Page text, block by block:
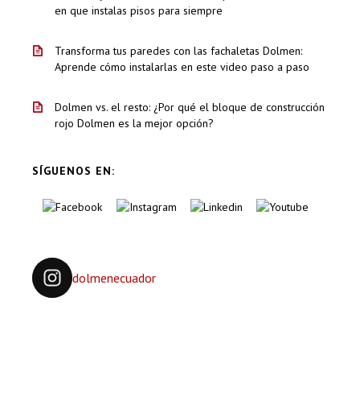
en que instalas pisos para siempre
Transforma tus paredes con las fachaletas Dolmen:
Aprende cómo instalarlas en este video paso a paso
Dolmen vs. el resto: ¿Por qué el bloque de construcción
rojo Dolmen es la mejor opción?
SÍGUENOS EN:
dolmenecuador